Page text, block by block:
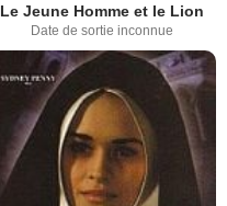
Le Jeune Homme et le Lion
Date de sortie inconnue